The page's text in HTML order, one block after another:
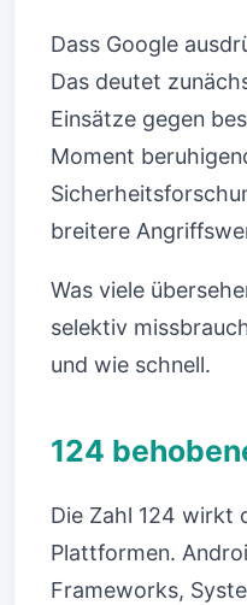
Dass Google
Das deutet
Einsätze gegen
Moment
breitere
Was viele
selektiv
und wie schnell.
124
Die Zahl 124 wirkt
Plattformen.
Frameworks,